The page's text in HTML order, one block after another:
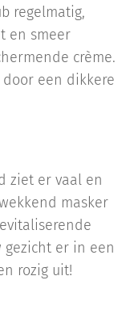
regelmatig,
en smeer
crème.
door een dikkere
ziet er vaal en
masker
gezicht er in een
rozig uit!